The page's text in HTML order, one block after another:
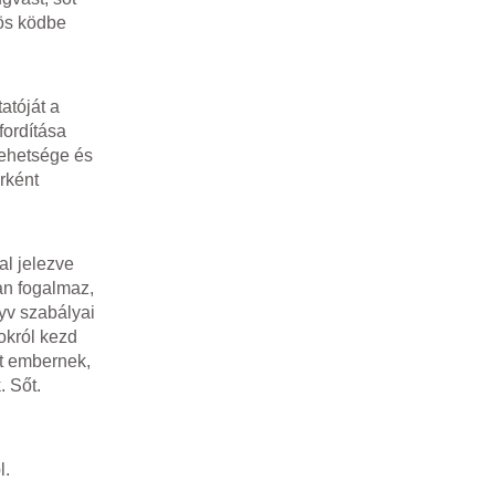
ködbe
a
fordítása
és
jelezve
fogalmaz,
szabályai
kezd
embernek,
Sőt.